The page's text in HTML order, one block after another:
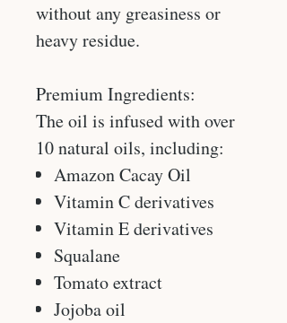
without any greasiness or
heavy residue.
Premium Ingredients:
The oil is infused with over
10 natural oils, including:
Amazon Cacay Oil
Vitamin C derivatives
Vitamin E derivatives
Squalane
Tomato extract
Jojoba oil